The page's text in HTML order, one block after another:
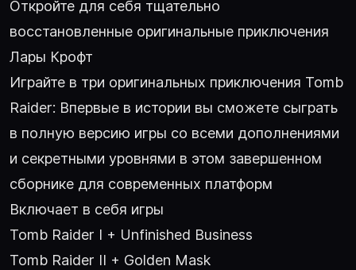
Откройте для себя тщательно
восстановленные оригинальные приключения
Лары Крофт
Играйте в три оригинальных приключения Tomb
Raider: Впервые в истории вы сможете сыграть
в полную версию игры со всеми дополнениями
и секретными уровнями в этом завершенном
сборнике для современных платформ
Включает в себя игры
Tomb Raider I + Unfinished Business
Tomb Raider II + Golden Mask